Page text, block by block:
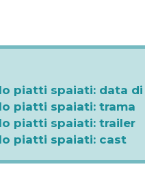
piatti spaiati: data
piatti spaiati: trama
piatti spaiati: trailer
piatti spaiati: cast